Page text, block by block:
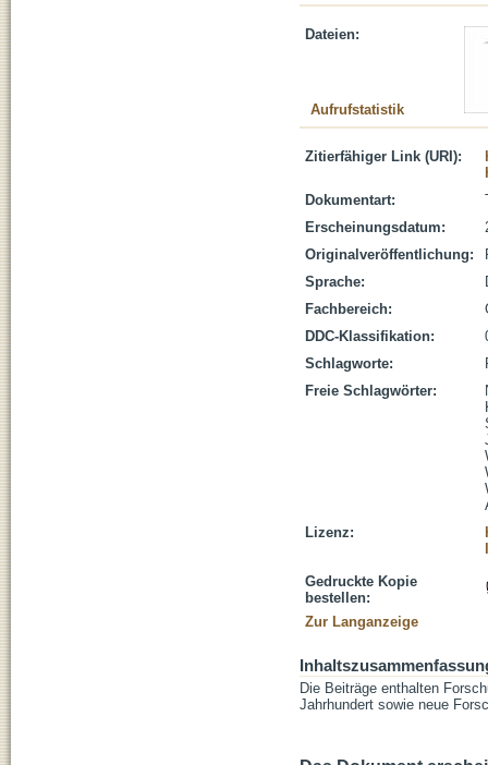
Dateien:
Aufrufstatistik
Zitierfähiger Link (URI):
Dokumentart:
Erscheinungsdatum:
Originalveröffentlichung:
Sprache:
Fachbereich:
DDC-Klassifikation:
Schlagworte:
Freie Schlagwörter:
Lizenz:
Gedruckte Kopie
bestellen:
Zur Langanzeige
Die Beiträge enthalten
Jahrhundert sowie neue